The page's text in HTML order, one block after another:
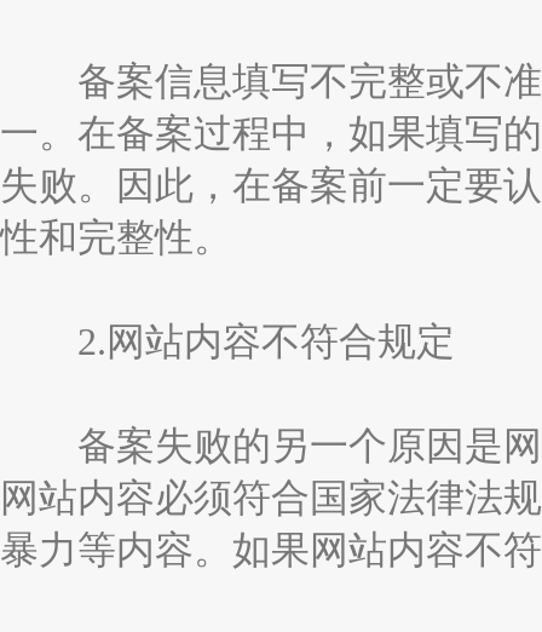
备案信息填写不完整或不准
一。在备案过程中，如果填写
失败。因此，在备案前一定要
性和完整性。
2.网站内容不符合规定
备案失败的另一个原因是网
网站内容必须符合国家法律法
暴力等内容。如果网站内容不